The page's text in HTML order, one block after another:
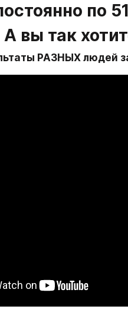
по
А вы так
РАЗНЫХ людей